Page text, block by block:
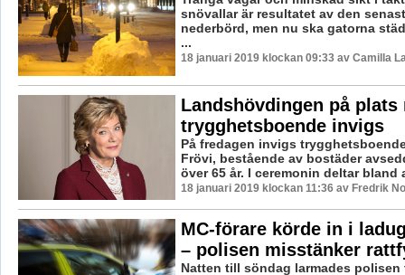
snövallar är resultatet av den
nederbörd, men nu ska gatorna
...
18 januari 2019 klockan 09:33 av Camilla
Landshövdingen på plats
trygghetsboende invigs
På fredagen invigs
Frövi, bestående av bostäder
över 65 år. I ceremonin deltar bland
18 januari 2019 klockan 11:36 av Fredrik
MC-förare körde in i
– polisen misstänker
Natten till söndag larmades polisen